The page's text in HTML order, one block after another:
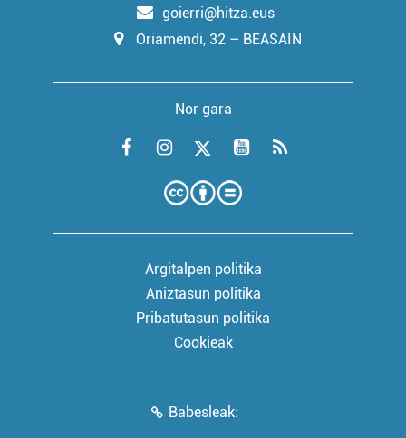
goierri@hitza.eus
Oriamendi, 32 – BEASAIN
Nor gara
Argitalpen politika
Aniztasun politika
Pribatutasun politika
Cookieak
Babesleak: